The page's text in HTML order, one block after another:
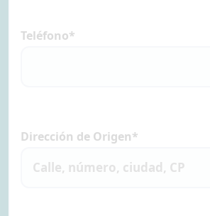
Teléfono*
Dirección de Origen*